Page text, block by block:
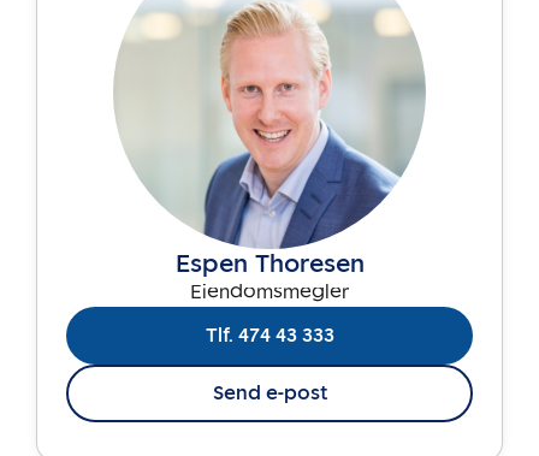
Espen Thoresen
Eiendomsmegler
Tlf. 474 43 333
Send e-post